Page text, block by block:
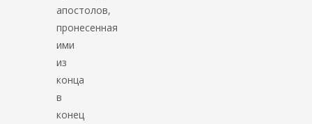
апостолов,
пронесенная
ими
из
конца
в
конец